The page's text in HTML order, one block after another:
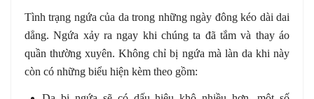
Tình trạng ngứa của da trong những ngày đông kéo dài dai
dẳng. Ngứa xảy ra ngay khi chúng ta đã tắm và thay áo
quần thường xuyên. Không chỉ bị ngứa mà làn da khi này
còn có những biểu hiện kèm theo gồm: